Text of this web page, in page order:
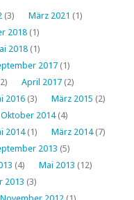
(3) März 2021 (1)
2018 (1)
2018 (1)
2017 (1)
April 2017 (2)
2016 (3) März 2015 (2)
Oktober 2014(4)
2014(1) März 2014(7)
2013 (5)
(4) Mai 2013 (12)
2013 (3)